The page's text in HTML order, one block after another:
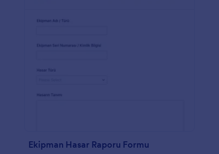
online Genel Kaza Rapor Formu sayesinde
Ekipman Hasar Raporu Formu